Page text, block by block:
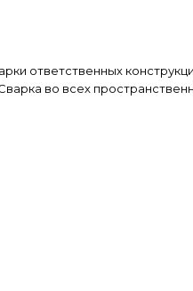
ответственных
во всех